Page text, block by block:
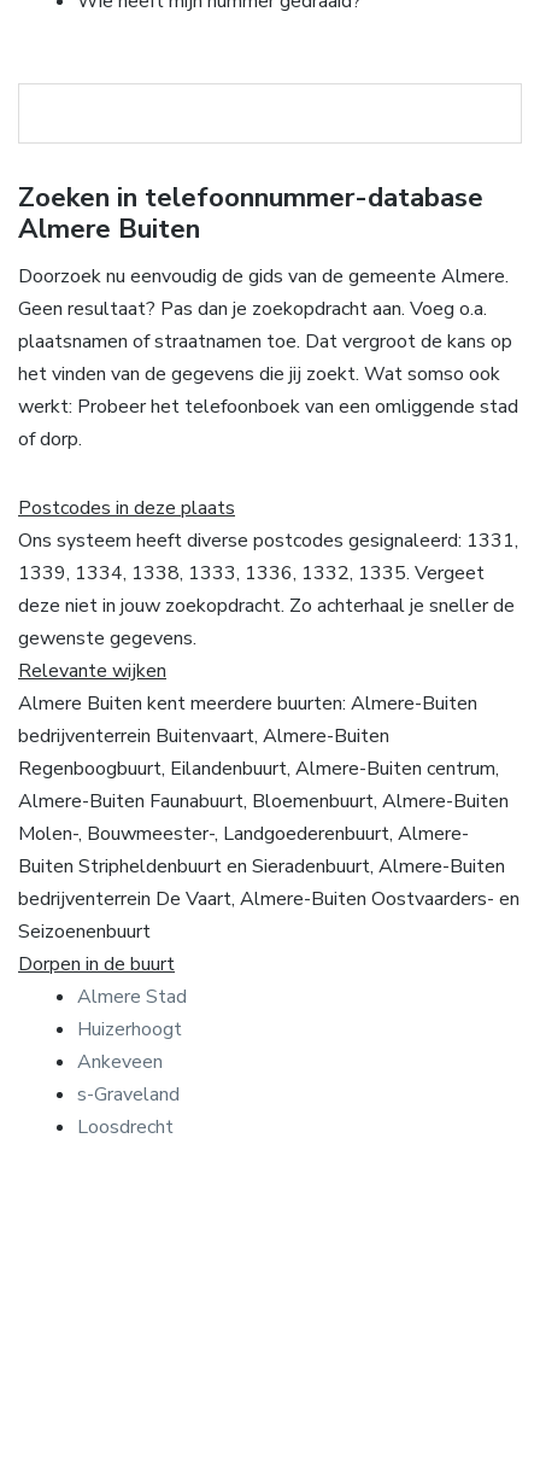
Zoeken in telefoonnummer-database
Almere Buiten
Doorzoek nu eenvoudig de gids van de gemeente Almere.
Geen resultaat? Pas dan je zoekopdracht aan. Voeg o.a.
plaatsnamen of straatnamen toe. Dat vergroot de kans op
het vinden van de gegevens die jij zoekt. Wat somso ook
werkt: Probeer het telefoonboek van een omliggende stad
of dorp.
Postcodes in deze plaats
Ons systeem heeft diverse postcodes gesignaleerd: 1331,
1339, 1334, 1338, 1333, 1336, 1332, 1335. Vergeet
deze niet in jouw zoekopdracht. Zo achterhaal je sneller de
gewenste gegevens.
Relevante wijken
Almere Buiten kent meerdere buurten: Almere-Buiten
bedrijventerrein Buitenvaart, Almere-Buiten
Regenboogbuurt, Eilandenbuurt, Almere-Buiten centrum,
Almere-Buiten Faunabuurt, Bloemenbuurt, Almere-Buiten
Molen-, Bouwmeester-, Landgoederenbuurt, Almere-
Buiten Stripheldenbuurt en Sieradenbuurt, Almere-Buiten
bedrijventerrein De Vaart, Almere-Buiten Oostvaarders- en
Seizoenenbuurt
Dorpen in de buurt
Almere Stad
Huizerhoogt
Ankeveen
s-Graveland
Loosdrecht